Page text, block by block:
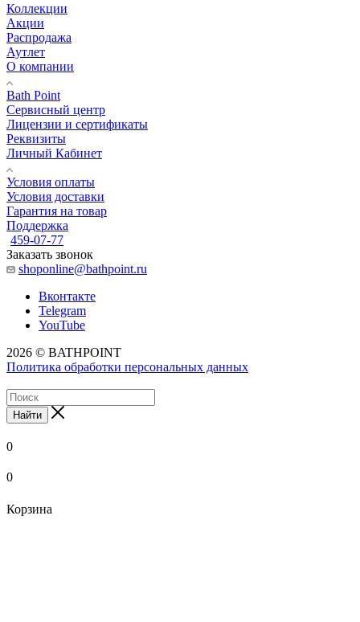
Коллекции
Акции
Распродажа
Аутлет
О компании
Bath Point
Сервисный центр
Лицензии и сертификаты
Реквизиты
Личный Кабинет
Условия оплаты
Условия доставки
Гарантия на товар
Поддержка
459-07-77
Заказать звонок
shoponline@bathpoint.ru
Вконтакте
Telegram
YouTube
2026 © BATHPOINT
Политика обработки персональных данных
Найти
0
0
Корзина